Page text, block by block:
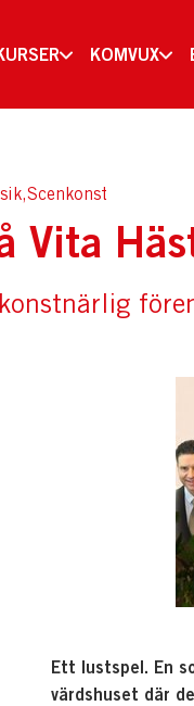
KOMVUX
Vita
Ett lustspel. En
värdshuset där